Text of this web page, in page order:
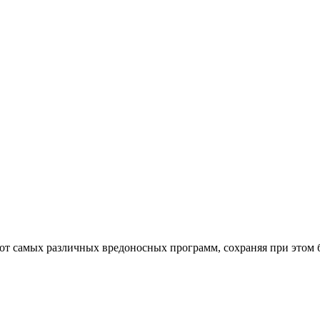
самых различных вредоносных программ, сохраняя при этом